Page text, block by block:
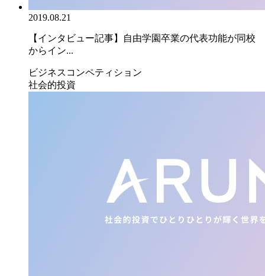
2019.08.21
【インタビュー記事】自由学園卒業の代表功能が同校
からイン...
ビジネスコンペティション
社会的投資